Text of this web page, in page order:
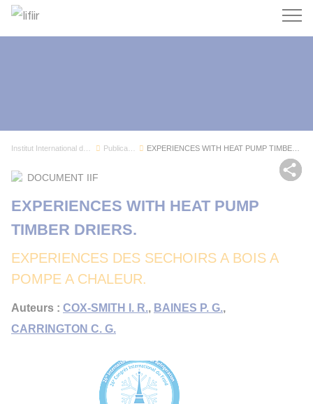
DOCUMENT IIF
EXPERIENCES DES SECHOIRS A BOIS A
POMPE A CHALEUR.
EXPERIENCES WITH HEAT PUMP
TIMBER DRIERS.
Auteurs : COX-SMITH I. R., BAINES P. G.,
CARRINGTON C. G.